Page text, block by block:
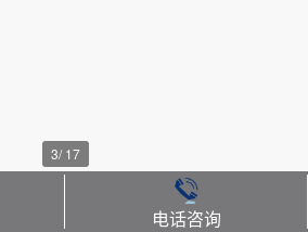
电话咨询
3/17